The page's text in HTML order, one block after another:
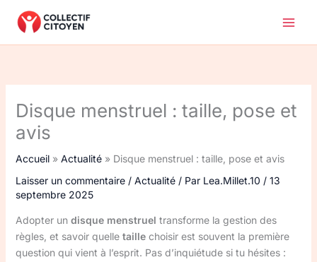
Disque menstruel : taille, pose et
avis
Accueil Actualité
Disque menstruel : taille, pose et avis
Laisser un commentaire / Actualité/ Par Lea.Millet.10 / 13
septembre 2025
Adopter un disque menstruel transforme la gestion des
règles, et savoir quelle taillechoisir est souvent la première
question qui vient à l’esprit. Pas d’inquiétude si tu hésites :